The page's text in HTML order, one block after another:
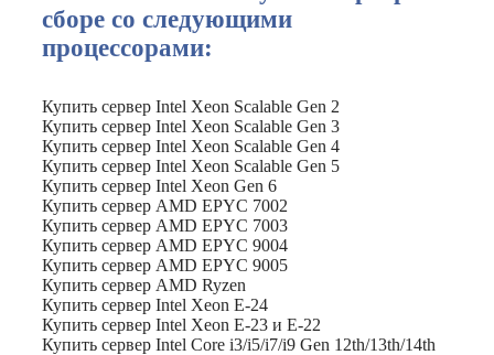
сборе со следующими
процессорами:
Купить сервер Intel Xeon Scalable Gen 2
Купить сервер Intel Xeon Scalable Gen 3
Купить сервер Intel Xeon Scalable Gen 4
Купить сервер Intel Xeon Scalable Gen 5
Купить сервер Intel Xeon Gen 6
Купить сервер AMD EPYC 7002
Купить сервер AMD EPYC 7003
Купить сервер AMD EPYC 9004
Купить сервер AMD EPYC 9005
Купить сервер AMD Ryzen
Купить сервер Intel Xeon E-24
Купить сервер Intel Xeon E-23 и E-22
Купить сервер Intel Core i3/i5/i7/i9 Gen 12th/13th/14th